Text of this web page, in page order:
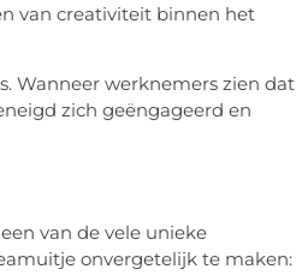
van creativiteit binnen het
Wanneer werknemers zien dat
zich geëngageerd en
van de vele unieke
onvergetelijk te maken: